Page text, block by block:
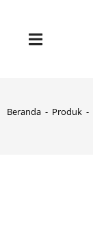
Beranda - Produk -